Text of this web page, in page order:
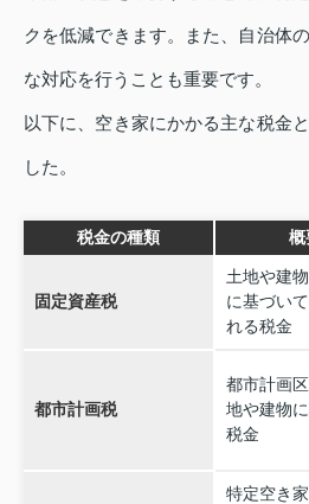
クを低減できます。また、自治体
な対応を行うことも重要です。
以下に、空き家にかかる主な税金
した。
税金の種類 概
固定資産税
土地や建
に基づい
れる税金
都市計画税
都市計画
地や建物
税金
特定空き